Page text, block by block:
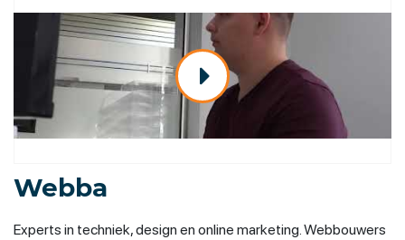
Webba
Experts in techniek, design en online marketing. Webbouwers